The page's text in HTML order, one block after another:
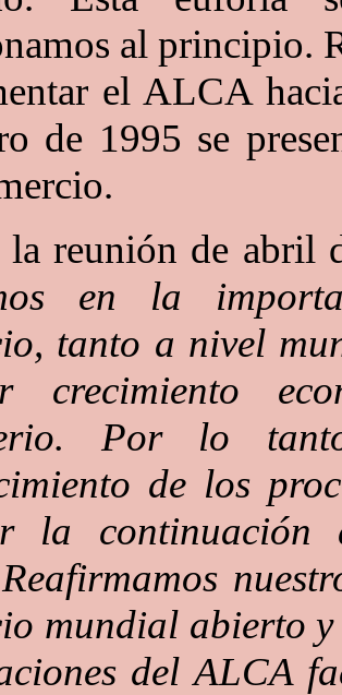
al principio.
el ALCA
de 1995 se
de abril
en la
tanto a nivel
crecimiento
Por lo
de los
la continuación
mundial abierto
del ALCA